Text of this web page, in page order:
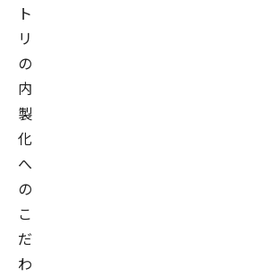
ト
リ
の
内
製
化
へ
の
こ
だ
わ